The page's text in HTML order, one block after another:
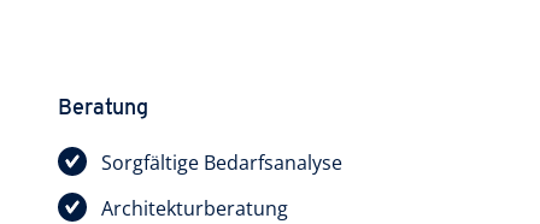
Beratung
Sorgfältige Bedarfsanalyse
Architekturberatung